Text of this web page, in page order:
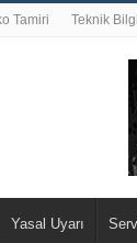
Tamiri Teknik
Yasal Uyarı